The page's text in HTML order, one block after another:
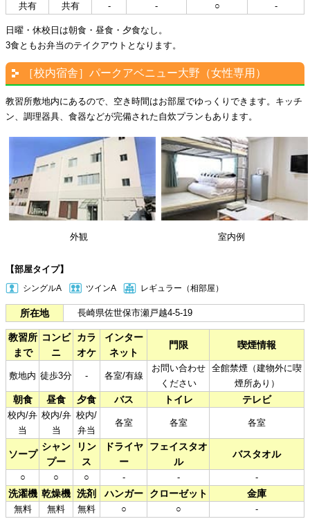
共有 共有 - - ○ -
日曜・休校日は朝食・昼食・夕食なし。
3食ともお弁当のテイクアウトとなります。
［校内宿舎］パークアベニュー大野（女性専用）
教習所敷地内にあるので、空き時間はお部屋でゆっくりできます。キッチ
ン、調理器具、食器などが完備された自炊プランもあります。
外観 室内例
【部屋タイプ】
シングルA
ツインA レギュラー（相部屋）
所在地 長崎県佐世保市瀬戸越4-5-19
教習所
まで
コンビ
ニ
カラ
オケ
インター
ネット
門限 喫煙情報
敷地内 徒歩3分 - 各室/有線
お問い合わせ
ください
全館禁煙（建物外に喫
煙所あり）
朝食 昼食 夕食 バス トイレ テレビ
校内/弁
当
校内/弁
当
校内/
弁当
各室 各室 各室
ソープ
シャン
プー
リン
ス
ドライヤ
ー
フェイスタオ
ル
バスタオル
○ ○ ○ - - -
洗濯機 乾燥機 洗剤 ハンガー クローゼット 金庫
無料 無料 無料 ○ ○ -